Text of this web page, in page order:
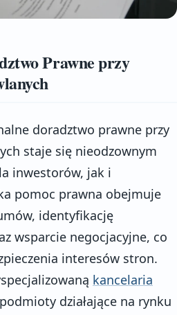
Prawne przy
doradztwo prawne przy
staje się nieodzownym
inwestorów, jak i
pomoc prawna obejmuje
identyfikację
wsparcie negocjacyjne, co
interesów stron.
kancelaria
działające na rynku